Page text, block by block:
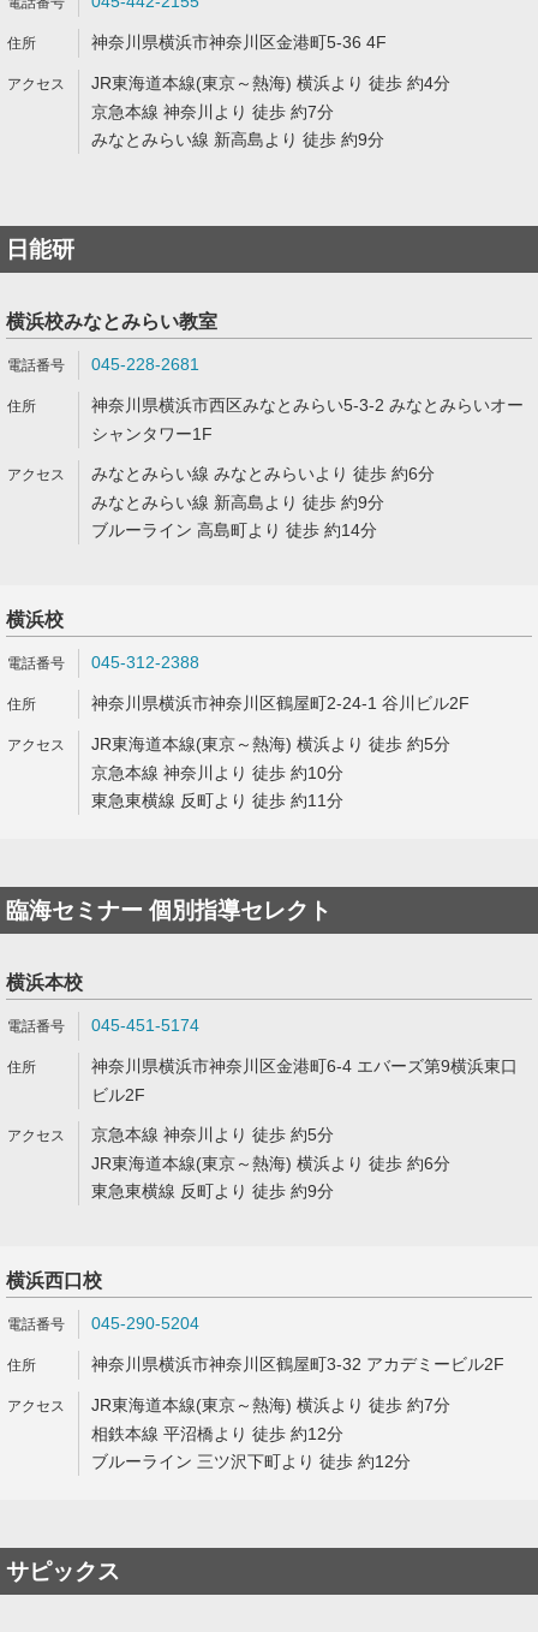
神奈川県横浜市神奈川区金港町5-36 4F
JR東海道本線(東京～熱海) 横浜より 徒歩 約4分
京急本線 神奈川より 徒歩 約7分
みなとみらい線 新高島より 徒歩 約9分
日能研
横浜校みなとみらい教室
045-228-2681
神奈川県横浜市西区みなとみらい5-3-2 みなとみらいオー
シャンタワー1F
みなとみらい線 みなとみらいより 徒歩 約6分
みなとみらい線 新高島より 徒歩 約9分
ブルーライン 高島町より 徒歩 約14分
横浜校
045-312-2388
神奈川県横浜市神奈川区鶴屋町2-24-1 谷川ビル2F
JR東海道本線(東京～熱海) 横浜より 徒歩 約5分
京急本線 神奈川より 徒歩 約10分
東急東横線 反町より 徒歩 約11分
臨海セミナー 個別指導セレクト
横浜本校
045-451-5174
神奈川県横浜市神奈川区金港町6-4 エバーズ第9横浜東口
ビル2F
京急本線 神奈川より 徒歩 約5分
JR東海道本線(東京～熱海) 横浜より 徒歩 約6分
東急東横線 反町より 徒歩 約9分
横浜西口校
045-290-5204
神奈川県横浜市神奈川区鶴屋町3-32 アカデミービル2F
JR東海道本線(東京～熱海) 横浜より 徒歩 約7分
相鉄本線 平沼橋より 徒歩 約12分
ブルーライン 三ツ沢下町より 徒歩 約12分
サピックス